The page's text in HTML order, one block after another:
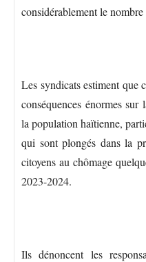
considérablement le
Les syndicats estiment que
conséquences énormes
la population haïtienne,
qui sont plongés dans la
citoyens au chômage
2023-2024.
Ils dénoncent les